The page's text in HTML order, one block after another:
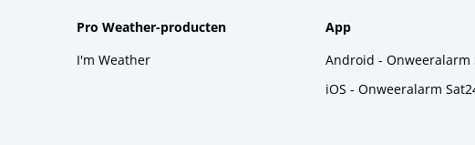
Pro Weather-producten
I'm Weather
App
Android - Onweeralarm
iOS - Onweeralarm